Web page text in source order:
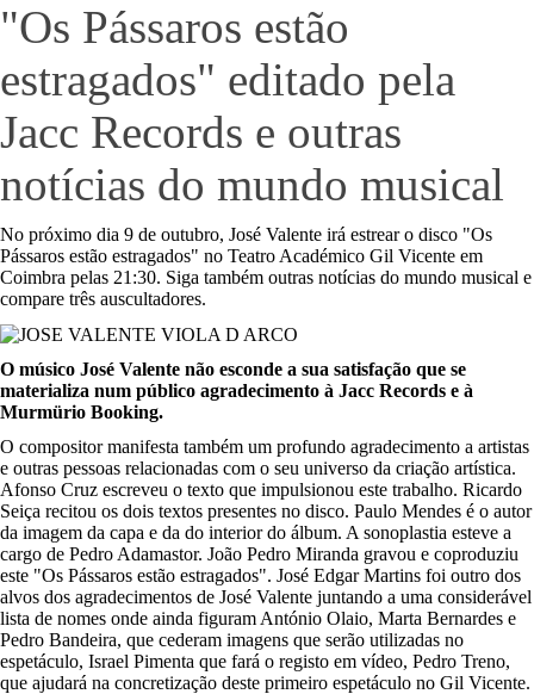
"Os Pássaros estão
estragados" editado pela
Jacc Records e outras
notícias do mundo musical
No próximo dia 9 de outubro, José Valente irá estrear o disco "Os
Pássaros estão estragados" no Teatro Académico Gil Vicente em
Coimbra pelas 21:30. Siga também outras notícias do mundo musical e
compare três auscultadores.
O músico José Valente não esconde a sua satisfação que se
materializa num público agradecimento à Jacc Records e à
Murmürio Booking.
O compositor manifesta também um profundo agradecimento a artistas
e outras pessoas relacionadas com o seu universo da criação artística.
Afonso Cruz escreveu o texto que impulsionou este trabalho. Ricardo
Seiça recitou os dois textos presentes no disco. Paulo Mendes é o autor
da imagem da capa e da do interior do álbum. A sonoplastia esteve a
cargo de Pedro Adamastor. João Pedro Miranda gravou e coproduziu
este "Os Pássaros estão estragados". José Edgar Martins foi outro dos
alvos dos agradecimentos de José Valente juntando a uma considerável
lista de nomes onde ainda figuram António Olaio, Marta Bernardes e
Pedro Bandeira, que cederam imagens que serão utilizadas no
espetáculo, Israel Pimenta que fará o registo em vídeo, Pedro Treno,
que ajudará na concretização deste primeiro espetáculo no Gil Vicente.